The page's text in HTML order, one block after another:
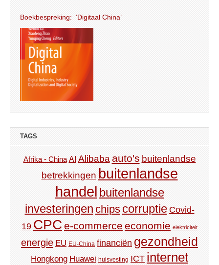
Boekbespreking: ‘Digitaal China’
TAGS
Afrika - China AI Alibaba auto's buitenlandse
betrekkingen buitenlandse
handel buitenlandse
investeringen chips corruptie Covid-
19 CPC e-commerce economie elektriciteit
energie EU EU-China financiën gezondheid
Hongkong Huawei huisvesting ICT internet